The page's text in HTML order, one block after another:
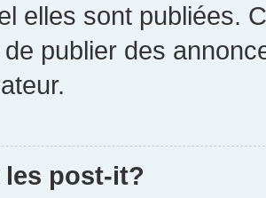
elles sont publiées.
publier des
les post-it?